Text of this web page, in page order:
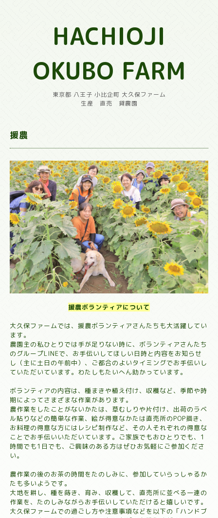
HACHIOJI
OKUBO FARM
東京都 八王子 小比企町 大久保ファーム
生産 直売 貸農園
援農
援農ボランティアについて
大久保ファームでは、援農ボランティアさんたちも大活躍してい
ます。
農園主の私ひとりでは手が足りない時に、ボランティアさんたち
のグループLINEで、お手伝いしてほしい日時と内容をお知らせ
し（主に土日の午前中）、ご都合のよいタイミングでお手伝いし
ていただいています。わたしもたいへん助かっています。
ボランティアの内容は、種まきや植え付け、収穫など、季節や時
期によってさまざまな作業があります。
農作業をしたことがないかたは、草むしりや片付け、出荷のラベ
ル貼りなどの簡単な作業、絵が得意なかたは直売所のPOP描き、
お料理の得意な方にはレシピ制作など、その人それぞれの得意な
ことでお手伝いいただいています。ご家族でもおひとりでも、1
時間でも1日でも、ご興味のある方はぜひお気軽にご参加くださ
い。
農作業の後のお茶の時間をたのしみに、参加していらっしゃるか
たも多いようです。
大地を耕し、種を蒔き、育み、収穫して、直売所に並べる一連の
作業を、たのしみながらお手伝いしていただけると嬉しいです。
大久保ファームでの過ごし方や注意事項などを以下の「ハンドブ